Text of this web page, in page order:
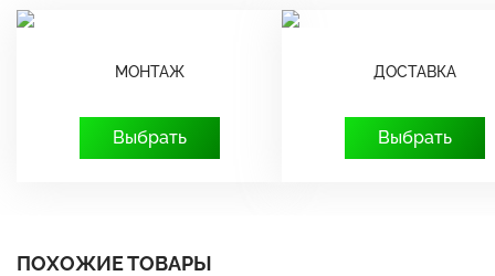
МОНТАЖ
Выбрать
ДОСТАВКА
Выбрать
ПОХОЖИЕ ТОВАРЫ